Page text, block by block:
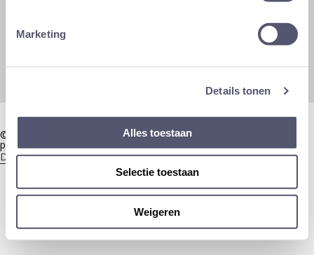
Marketing
Details tonen
Alles toestaan
Selectie toestaan
Weigeren
Ma - Vrij: 8u30 - 12u30 | 13u30 - 17u00
© 2015 - 2026 - A&M Mechelen (powered by AXI) | Uw Proximus
partner |
Data Act Informatie|Algemene voorwaarden
Webdesign byTBD Agency